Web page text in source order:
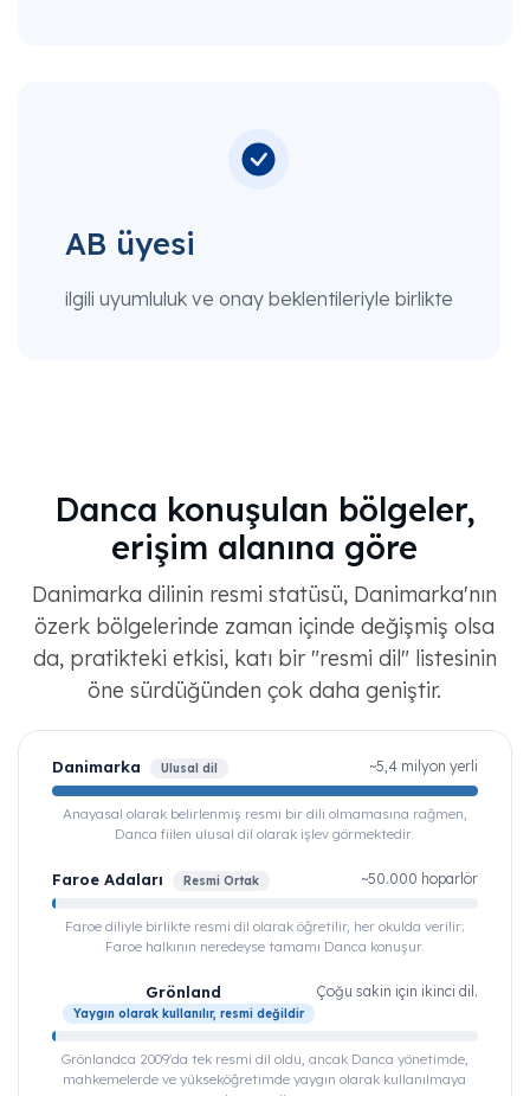
AB üyesi
ilgili uyumluluk ve onay beklentileriyle birlikte
Danca konuşulan bölgeler,
erişim alanına göre
Danimarka dilinin resmi statüsü, Danimarka'nın
özerk bölgelerinde zaman içinde değişmiş olsa
da, pratikteki etkisi, katı bir "resmi dil" listesinin
öne sürdüğünden çok daha geniştir.
Danimarka Ulusal dil ~5,4 milyon yerli
Anayasal olarak belirlenmiş resmi bir dili olmamasına rağmen,
Danca fiilen ulusal dil olarak işlev görmektedir.
Faroe Adaları Resmi Ortak ~50.000 hoparlör
Faroe diliyle birlikte resmi dil olarak öğretilir, her okulda verilir;
Faroe halkının neredeyse tamamı Danca konuşur.
Grönland
Yaygın olarak kullanılır, resmi değildir
Çoğu sakin için ikinci dil.
Grönlandca 2009'da tek resmi dil oldu, ancak Danca yönetimde,
mahkemelerde ve yükseköğretimde yaygın olarak kullanılmaya